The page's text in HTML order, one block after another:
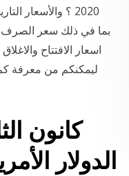
اسعار الافتتاح
الدولار